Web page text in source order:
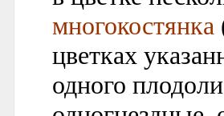
многокостянка
цветках
одного